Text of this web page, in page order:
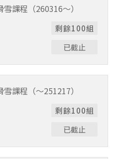
小時）。
課程（260316～）
剩餘100組
已截止
時）。
課程（～251217）
剩餘100組
已截止